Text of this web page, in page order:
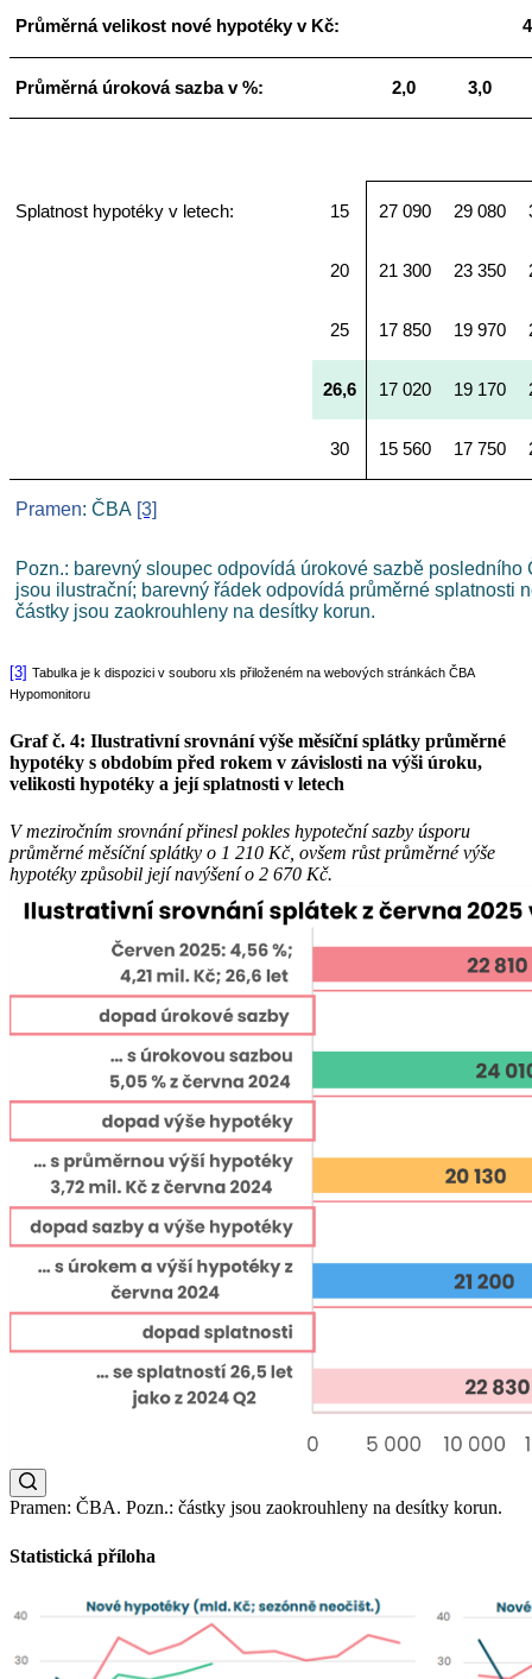
Průměrná velikost nové hypotéky v Kč:
Průměrná úroková sazba v %: 2,0 3,0
Splatnost hypotéky v letech: 15 27 090 29 080
20 21 300 23 350
25 17 850 19 970
26,6 17 020 19 170
30 15 560 17 750
Pramen: ČBA [3]
Pozn.: barevný sloupec odpovídá úrokové sazbě posledního
jsou ilustrační; barevný řádek odpovídá průměrné splatnosti
částky jsou zaokrouhleny na desítky korun.
[3] Tabulka je k dispozici v souboru xls přiloženém na webových stránkách ČBA
Hypomonitoru
Graf č. 4: Ilustrativní srovnání výše měsíční splátky průměrné
hypotéky s obdobím před rokem v závislosti na výši úroku,
velikosti hypotéky a její splatnosti v letech
V meziročním srovnání přinesl pokles hypoteční sazby úsporu
průměrné měsíční splátky o 1 210 Kč, ovšem růst průměrné výše
hypotéky způsobil její navýšení o 2 670 Kč.
Pramen: ČBA. Pozn.: částky jsou zaokrouhleny na desítky korun.
Statistická příloha